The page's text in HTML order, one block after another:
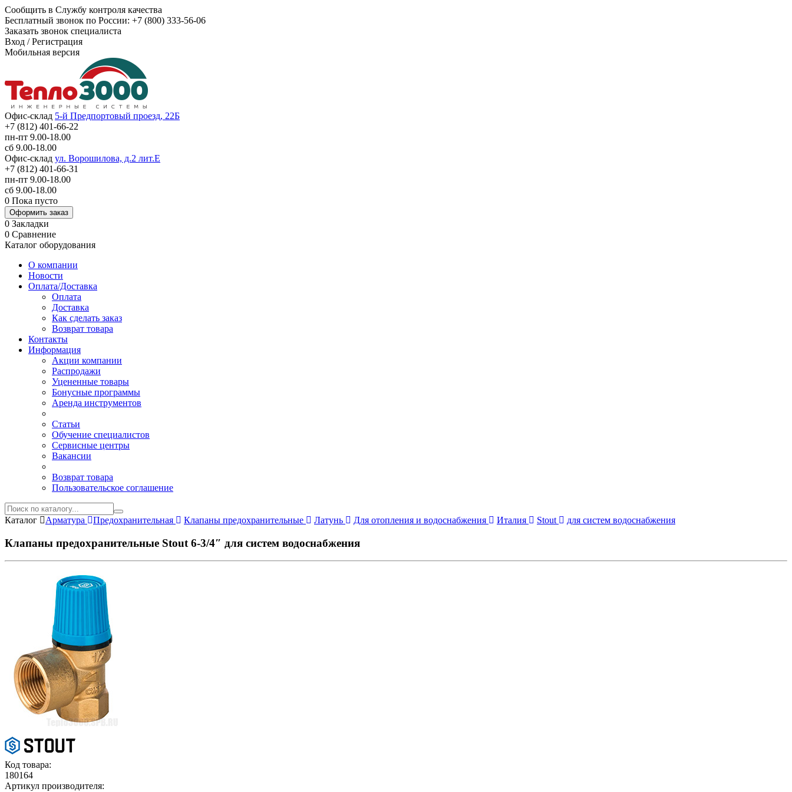
Сообщить в Службу контроля качества
Бесплатный звонок по России: +7 (800) 333-56-06
Заказать звонок специалиста
Вход /Регистрация
Мобильная версия
Офис-склад 5-й Предпортовый проезд, 22Б
+7 (812) 401-66-22
пн-пт 9.00-18.00
сб 9.00-18.00
Офис-склад ул. Ворошилова, д.2 лит.Е
+7 (812) 401-66-31
пн-пт 9.00-18.00
сб 9.00-18.00
0 Пока пусто
Оформить заказ
0 Закладки
0 Сравнение
Каталог оборудования
О компании
Новости
Оплата/Доставка
Оплата
Доставка
Как сделать заказ
Возврат товара
Контакты
Информация
Акции компании
Распродажи
Уцененные товары
Бонусные программы
Аренда инструментов
Статьи
Обучение специалистов
Сервисные центры
Вакансии
Возврат товара
Пользовательское соглашение
Каталог Арматура Предохранительная Клапаны предохранительные Латунь Для отопления и водоснабжения Италия Stout для систем водоснабжения
Клапаны предохранительные Stout 6-3/4″ для систем водоснабжения
Код товара:
180164
Артикул производителя: